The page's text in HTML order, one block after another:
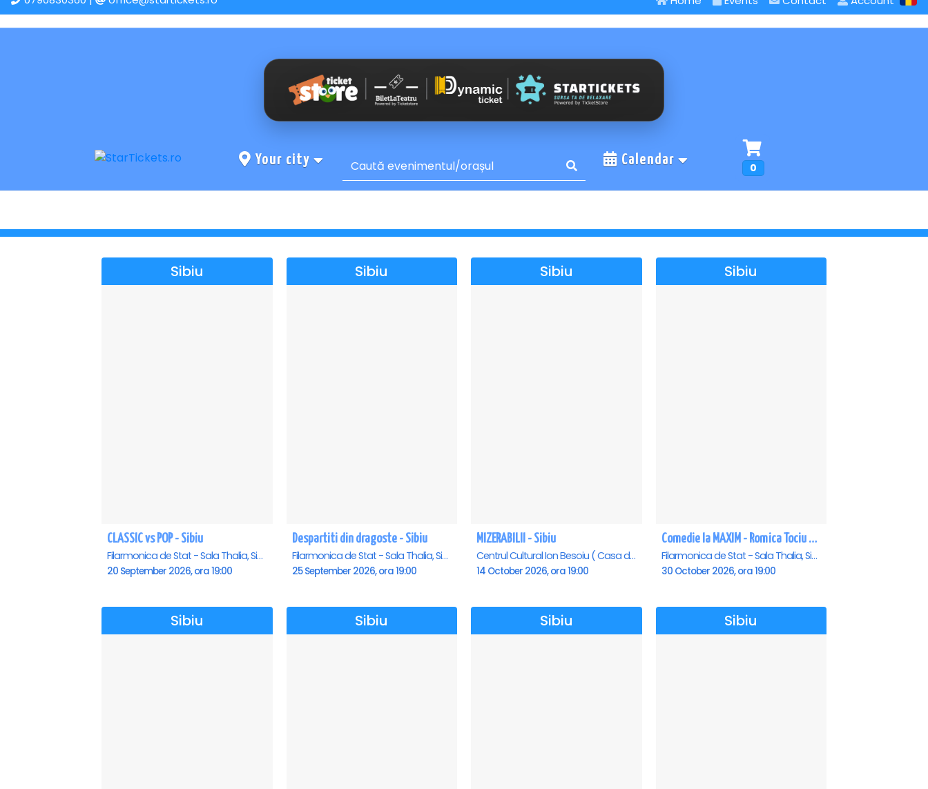
Your city Calendar
0
Sibiu
CLASSIC vs POP - Sibiu
Filarmonica de Stat - Sala Thalia, Sibiu
20 September 2026, ora 19:00
Sibiu
Despartiti din dragoste - Sibiu
Filarmonica de Stat - Sala Thalia, Sibiu
25 September 2026, ora 19:00
Sibiu
MIZERABILII - Sibiu
Centrul Cultural Ion Besoiu ( Casa de Cultura a Sindicatelor ), Sibiu
14 October 2026, ora 19:00
Sibiu
Comedie la MAXIM - Romica Tociu si Cornel Palade - Sibiu
Filarmonica de Stat - Sala Thalia, Sibiu
30 October 2026, ora 19:00
Sibiu Sibiu Sibiu Sibiu